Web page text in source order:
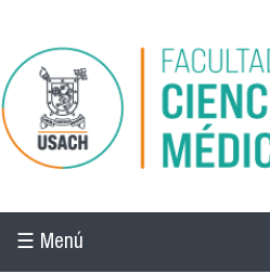
Pasar al contenido principal
☰ Menú